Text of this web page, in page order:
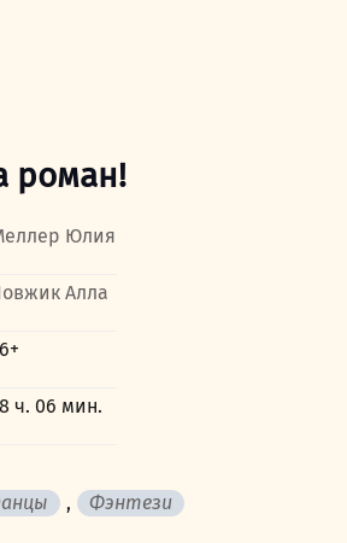
роман!
Юлия
Алла
ч. 06 мин.
, Фэнтези